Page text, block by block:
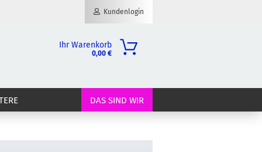
Kundenlogin
Ihr Warenkorb
0,00 €
DAS SIND WIR